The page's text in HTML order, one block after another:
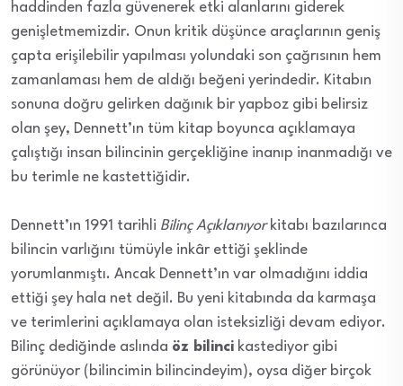
haddinden fazla güvenerek etki alanlarını giderek
genişletmemizdir. Onun kritik düşünce araçlarının geniş
çapta erişilebilir yapılması yolundaki son çağrısının hem
zamanlaması hem de aldığı beğeni yerindedir. Kitabın
sonuna doğru gelirken dağınık bir yapboz gibi belirsiz
olan şey, Dennett’ın tüm kitap boyunca açıklamaya
çalıştığı insan bilincinin gerçekliğine inanıp inanmadığı ve
bu terimle ne kastettiğidir.
Dennett’ın 1991 tarihli Bilinç Açıklanıyorkitabı bazılarınca
bilincin varlığını tümüyle inkâr ettiği şeklinde
yorumlanmıştı. Ancak Dennett’ın var olmadığını iddia
ettiği şey hala net değil. Bu yeni kitabında da karmaşa
ve terimlerini açıklamaya olan isteksizliği devam ediyor.
Bilinç dediğinde aslında öz bilinci kastediyor gibi
görünüyor (bilincimin bilincindeyim), oysa diğer birçok